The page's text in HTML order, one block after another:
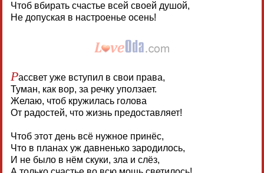
Чтоб вбирать счастье всей своей душой,
Не допуская в настроенье осень!
Рассвет уже вступил в свои права,
Туман, как вор, за речку уползает.
Желаю, чтоб кружилась голова
От радостей, что жизнь предоставляет!
Чтоб этот день всё нужное принёс,
Что в планах уж давненько зародилось,
И не было в нём скуки, зла и слёз,